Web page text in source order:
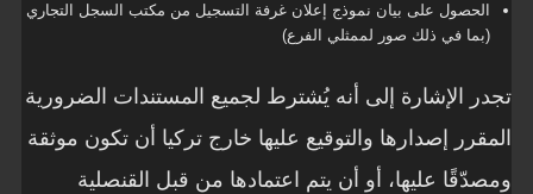
الحصول على بيان نموذج إعلان غرفة التسجيل من مكتب السجل التجاري
(بما في ذلك صور لممثلي الفرع)
تجدر الإشارة إلى أنه يُشترط لجميع المستندات الضرورية
المقرر إصدارها والتوقيع عليها خارج تركيا أن تكون موثقة
ومصدّقًا عليها، أو أن يتم اعتمادها من قبل القنصلية